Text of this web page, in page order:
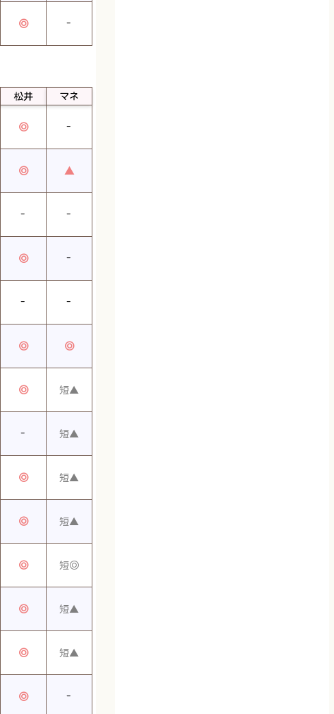
◎
-
松井
マネ
◎
-
◎ ▲
-
-
◎
-
-
-
◎ ◎
◎ 短▲
- 短▲
◎ 短▲
◎ 短▲
◎ 短◎
◎ 短▲
◎ 短▲
◎
-